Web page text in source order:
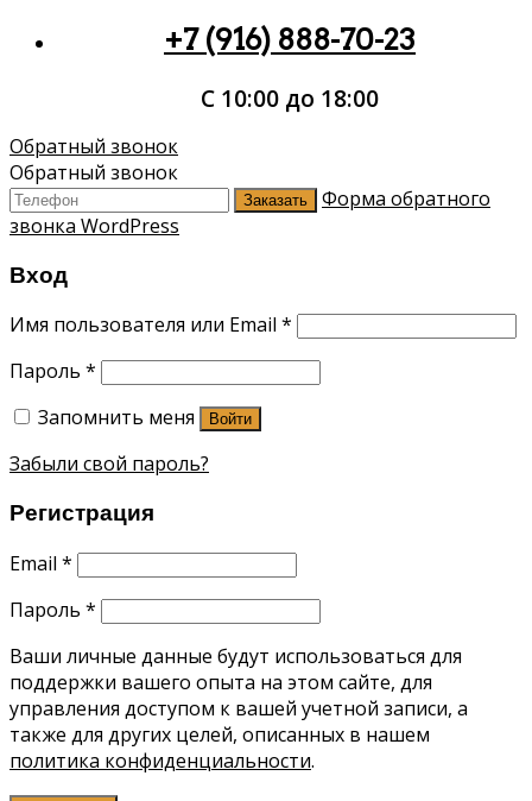
+7 (916) 888-70-23
С 10:00 до 18:00
Обратный звонок
Обратный звонок
Заказать
Форма обратного
звонка WordPress
Вход
Имя пользователя или Email *
Пароль *
Запомнить меня
Войти
Забыли свой пароль?
Регистрация
Email *
Пароль *
Ваши личные данные будут использоваться для
поддержки вашего опыта на этом сайте, для
управления доступом к вашей учетной записи, а
также для других целей, описанных в нашем
политика конфиденциальности.